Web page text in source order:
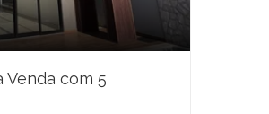
Venda com 5